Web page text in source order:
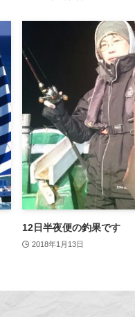
12日半夜便の釣果です
2018年1月13日